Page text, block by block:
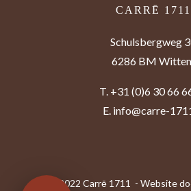
CARRĒ 1711
Schulsbergweg
6286 BM
T. +31 (0)6 30 66
E. info@carre-
© 2022 Carrē 1711 - Website